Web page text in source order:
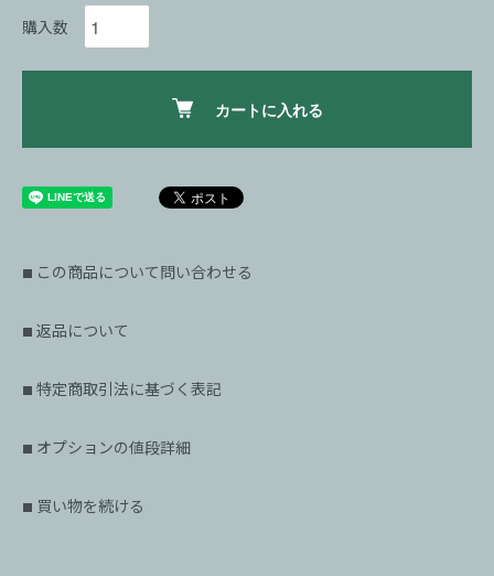
購入数
カートに入れる
■ この商品について問い合わせる
■ 返品について
■ 特定商取引法に基づく表記
■ オプションの値段詳細
■ 買い物を続ける